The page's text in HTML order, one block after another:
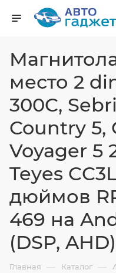
место 2
300C,
Country 5,
Voyager 5
Teyes
дюймов
469 на
(DSP, AHD)
Главная — Каталог —